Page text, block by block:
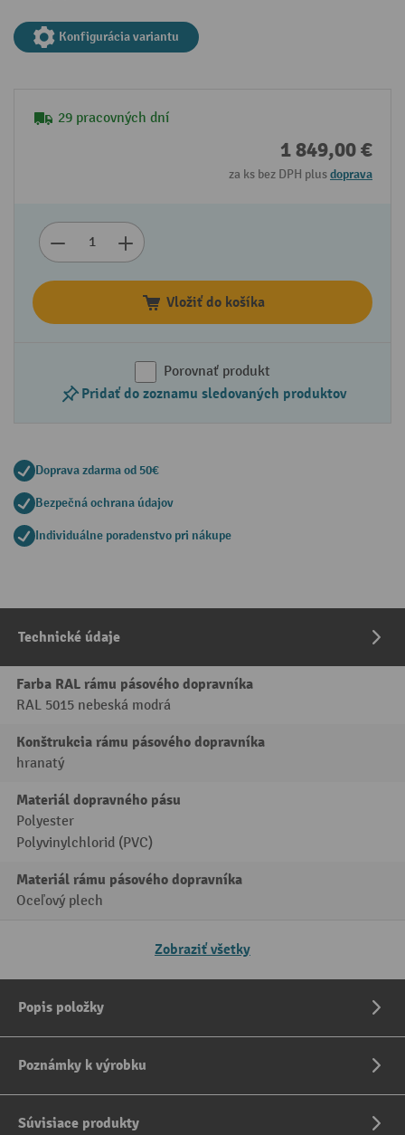
Konfigurácia variantu
29 pracovných dní
1 849,00 €
za ks bez DPH plusdoprava
Vložiť do košíka
Porovnať produkt
Pridať do zoznamu sledovaných produktov
Doprava zdarma od 50€
Bezpečná ochrana údajov
Individuálne poradenstvo pri nákupe
Technické údaje
Farba RAL rámu pásového dopravníka
RAL 5015 nebeská modrá
Konštrukcia rámu pásového dopravníka
hranatý
Materiál dopravného pásu
Polyester
Polyvinylchlorid (PVC)
Materiál rámu pásového dopravníka
Oceľový plech
Zobraziť všetky
Popis položky
Poznámky k výrobku
Súvisiace produkty